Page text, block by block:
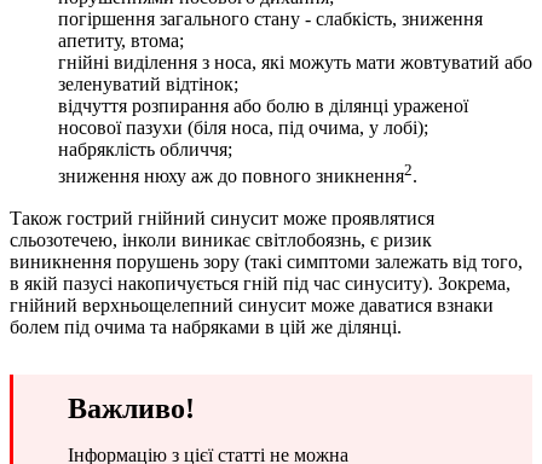
погіршення загального стану - слабкість, зниження
апетиту, втома;
гнійні виділення з носа, які можуть мати жовтуватий або
зеленуватий відтінок;
відчуття розпирання або болю в ділянці ураженої
носової пазухи (біля носа, під очима, у лобі);
набряклість обличчя;
зниження нюху аж до повного зникнення2.
Також гострий гнійний синусит може проявлятися
сльозотечею, інколи виникає світлобоязнь, є ризик
виникнення порушень зору (такі симптоми залежать від того,
в якій пазусі накопичується гній під час синуситу). Зокрема,
гнійний верхньощелепний синусит може даватися взнаки
болем під очима та набряками в цій же ділянці.
Важливо!
Інформацію з цієї статті не можна